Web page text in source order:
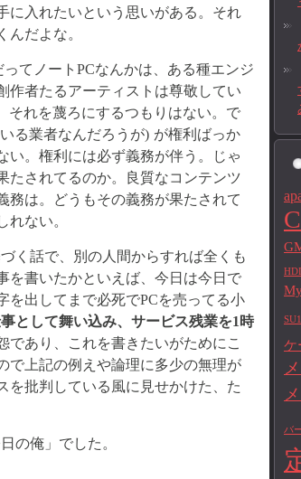
に入れたいという思いがある。それ
だよな。
てノートPCなんかは、ある種エンジ
作者たるアーティストは尊敬してい
それを蔑ろにするつもりはない。で
る業者なんだろうが) が権利ばっか
い。権利には必ず義務が伴う。じゃ
たされてるのか。良質なコンテンツ
務は。どうもその義務が果たされて
ない。
く話で、別の人間からすれば全くも
を書いたかといえば、今日は今日で
を出してまで必死でPCを売ってる小
として舞い込み、サービス残業を1時
であり、これを書きたいがためにこ
で上記の例えや論理に多少の無理が
を批判している風に見せかけた、た
の俺」でした。
ケ
バ